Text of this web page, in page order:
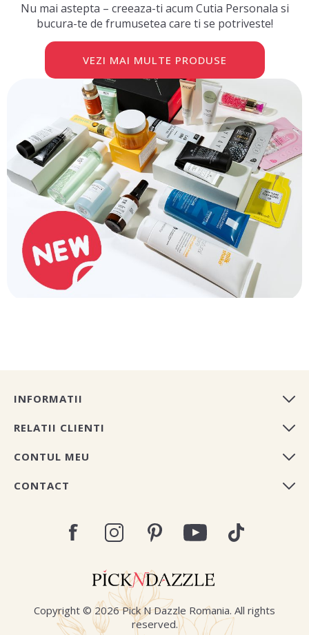
Nu mai astepta – creeaza-ti acum Cutia Personala si
bucura-te de frumusetea care ti se potriveste!
VEZI MAI MULTE PRODUSE
INFORMATII
RELATII CLIENTI
CONTUL MEU
CONTACT
Copyright © 2026 Pick N Dazzle Romania. All rights
reserved.